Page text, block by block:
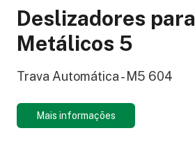
Deslizadores
Metálicos 5
Trava Automática - M5 604
Mais informações